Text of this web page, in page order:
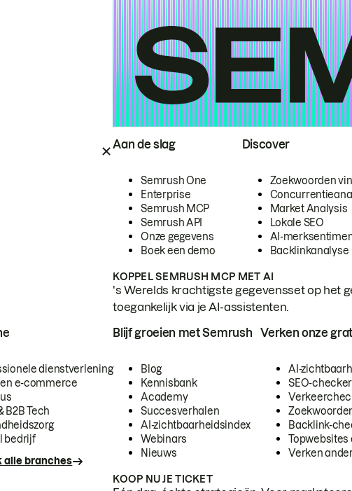
Aan de slag
Semrush One
Enterprise
Semrush MCP
Semrush API
Onze gegevens
Boek een demo
Discover
Zoekwoorden
Market Analysis
Lokale SEO
AI-
Backlinkanalyse
KOPPEL SEMRUSH MCP MET AI
's Werelds krachtigste gegevensset op het
toegankelijk via je AI-assistenten.
dienstverlening
en e-commerce
B2B Tech
bedrijf
alle branches
Blijf groeien met Semrush
Blog
Kennisbank
Academy
Succesverhalen
AI-zichtbaarheidsindex
Webinars
Nieuws
Verken onze
AI-
SEO-checker
Backlink-
Topwebsites
Verken
KOOP NU JE TICKET